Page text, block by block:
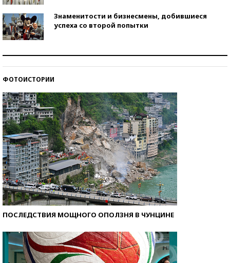
Знаменитости и бизнесмены, добившиеся
успеха со второй попытки
ФОТОИСТОРИИ
ПОСЛЕДСТВИЯ МОЩНОГО ОПОЛЗНЯ В ЧУНЦИНЕ